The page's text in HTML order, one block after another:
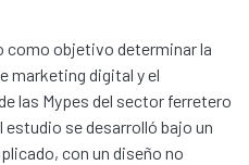
objetivo determinar la
marketing digital y el
las Mypes del sector ferretero
se desarrolló bajo un
con un diseño no